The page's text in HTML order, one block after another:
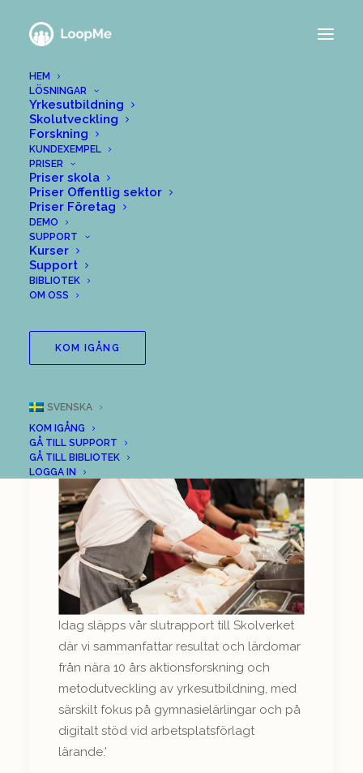
HEM
LÖSNINGAR
Yrkesutbildning
Skolutveckling
Forskning
KUNDEXEMPEL
PRISER
Priser skola
Priser Offentlig sektor
Priser Företag
DEMO
SUPPORT
Kurser
Support
BIBLIOTEK
OM OSS
KOM IGÅNG
SVENSKA
KOM IGÅNG
GÅ TILL SUPPORT
GÅ TILL BIBLIOTEK
LOGGA IN
Digitalisering stärker
Idag släpps vår slutrapport till Skolverket
där vi sammanfattar resultat och lärdomar
från nära 10 års aktionsforskning och
metodutveckling av yrkesutbildning, med
särskilt fokus på gymnasielärlingar och på
digitalt stöd vid arbetsplatsförlagt
lärande.'